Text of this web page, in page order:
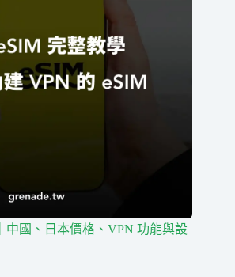
中國、日本價格、VPN 功能與設